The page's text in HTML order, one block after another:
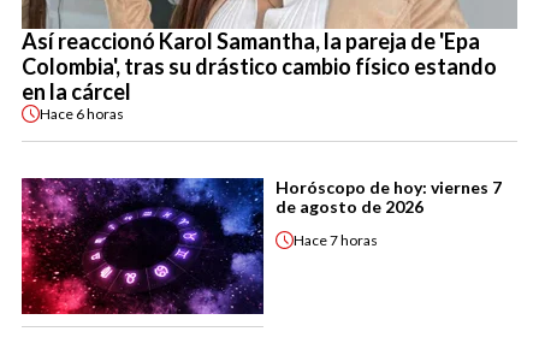
Así reaccionó Karol Samantha, la pareja de 'Epa
Colombia', tras su drástico cambio físico estando
en la cárcel
Hace 6 horas
Horóscopo de hoy: viernes 7
de agosto de 2026
Hace7 horas